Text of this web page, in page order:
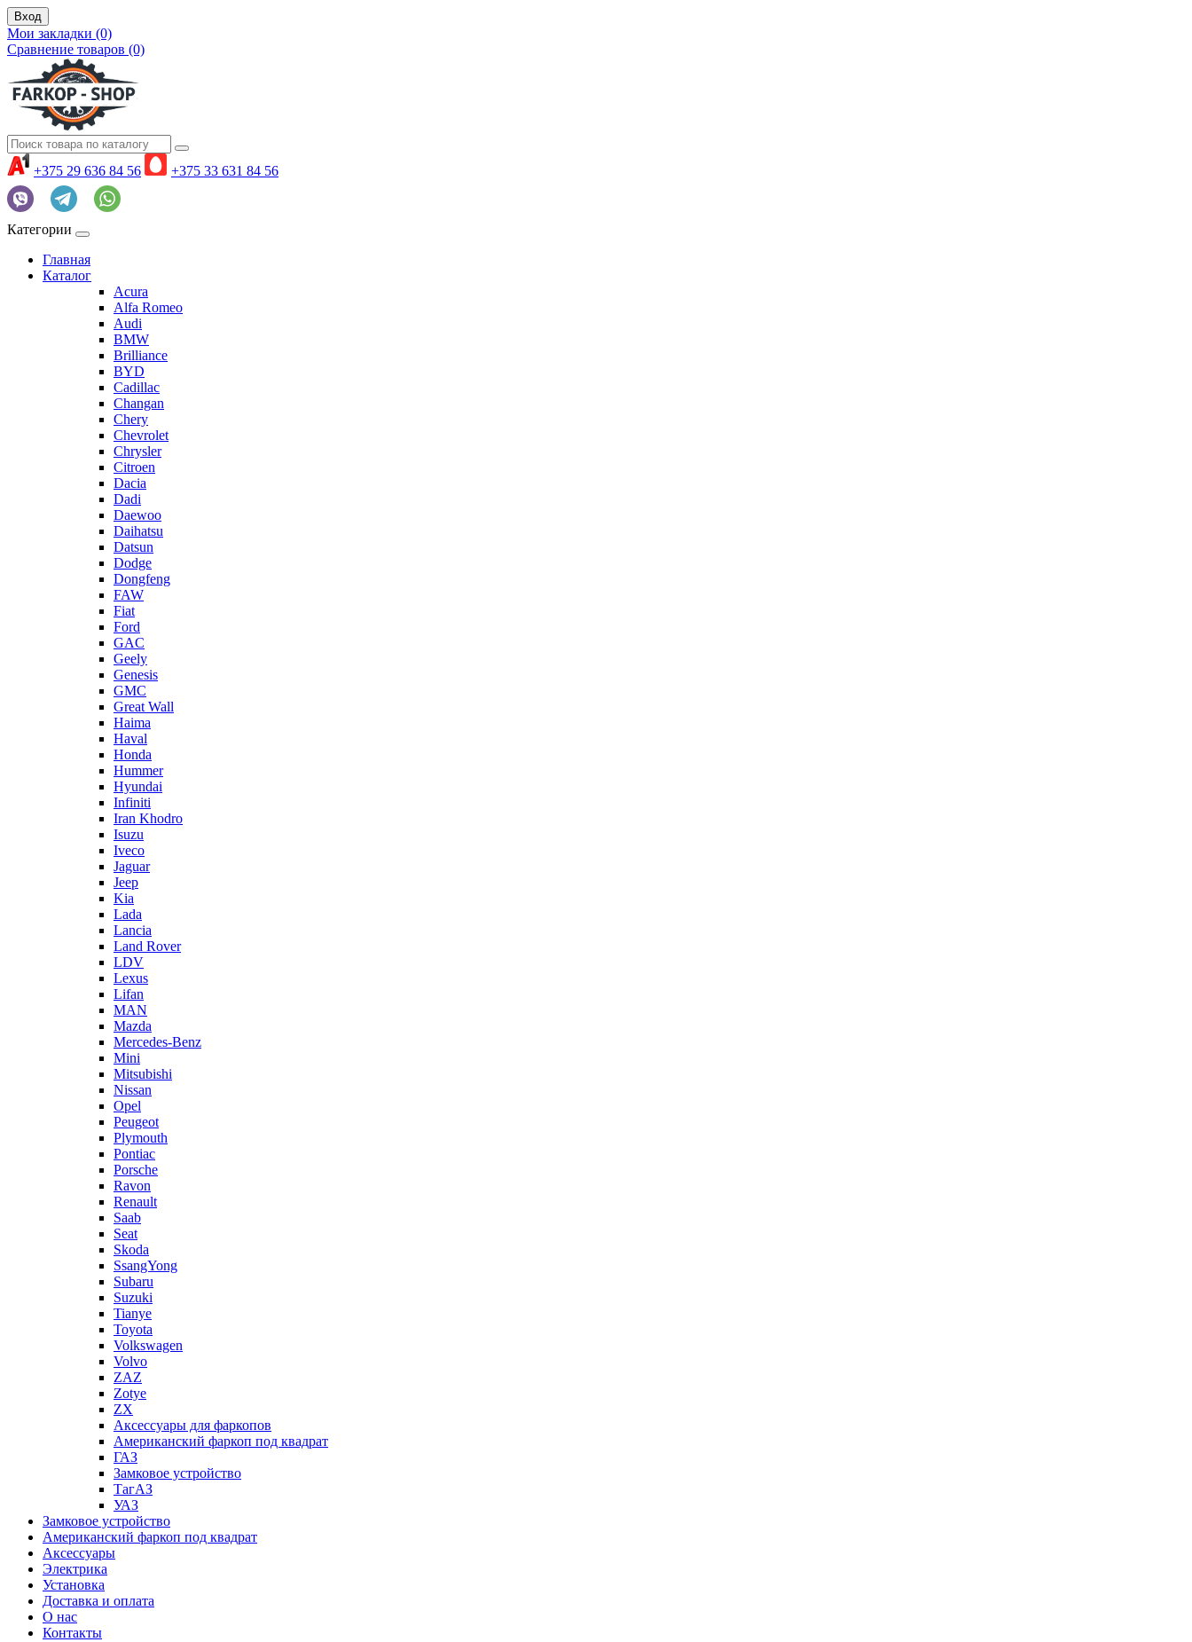
Вход
Мои закладки (0)
Сравнение товаров (0)
+375 29 636 84 56 +375 33 631 84 56
Категории
Главная
Каталог
Acura
Alfa Romeo
Audi
BMW
Brilliance
BYD
Cadillac
Changan
Chery
Chevrolet
Chrysler
Citroen
Dacia
Dadi
Daewoo
Daihatsu
Datsun
Dodge
Dongfeng
FAW
Fiat
Ford
GAC
Geely
Genesis
GMC
Great Wall
Haima
Haval
Honda
Hummer
Hyundai
Infiniti
Iran Khodro
Isuzu
Iveco
Jaguar
Jeep
Kia
Lada
Lancia
Land Rover
LDV
Lexus
Lifan
MAN
Mazda
Mercedes-Benz
Mini
Mitsubishi
Nissan
Opel
Peugeot
Plymouth
Pontiac
Porsche
Ravon
Renault
Saab
Seat
Skoda
SsangYong
Subaru
Suzuki
Tianye
Toyota
Volkswagen
Volvo
ZAZ
Zotye
ZX
Аксессуары для фаркопов
Американский фаркоп под квадрат
ГАЗ
Замковое устройство
ТагАЗ
УАЗ
Замковое устройство
Американский фаркоп под квадрат
Аксессуары
Электрика
Установка
Доставка и оплата
О нас
Контакты